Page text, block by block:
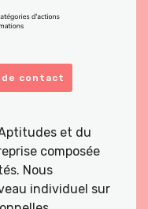
de contact
et du
composée
Nous
individuel sur